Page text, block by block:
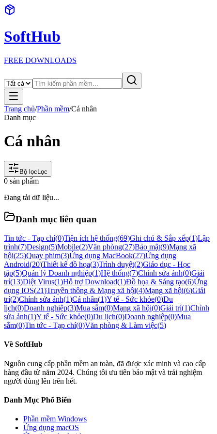
SoftHub
FREE DOWNLOADS
Trang chủ/Phần mềm/Cá nhân
Danh mục
Cá nhân
Bộ lọc Lọc
0 sản phẩm
Đang tải dữ liệu...
Danh mục liên quan
Tin tức - Tạp chí(0)Tiện ích hệ thống(69)Ghi chú & Sắp xếp(1)Lập
trình(7)Design(5)Mobile(2)Văn phòng(27)Bảo mật(9)Mạng xã
hội(25)Quay phim(3)Ứng dụng MacBook(27)Ứng dụng
Android(20)Thiết kế đồ họa(3)Trình duyệt(2)Giáo dục - Học
tập(5)Quản lý Doanh nghiệp(1)Hệ thống(7)Chỉnh sửa ảnh(0)Giải
trí(13)Diệt Virus(1)Hỗ trợ Download(1)Đồ họa & Sáng tạo(6)Ứng
dụng IOS(21)Truyền thông & Mạng xã hội(4)Mạng xã hội(6)Giải
trí(2)Chỉnh sửa ảnh(1)Cá nhân(1)Y tế - Sức khỏe(0)Du
lịch(0)Doanh nghiệp(3)Mua sắm(0)Mạng xã hội(0)Giải trí(1)Chỉnh
sửa ảnh(1)Y tế - Sức khỏe(0)Du lịch(0)Doanh nghiệp(0)Mua
sắm(0)Tin tức - Tạp chí(0)Văn phòng & Làm việc(5)
Về SoftHub
Nguồn cung cấp phần mềm an toàn, đã được xác minh và cao cấp
hàng đầu từ năm 2024. Chúng tôi ưu tiên bảo mật và trải nghiệm
người dùng lên trên hết.
Danh Mục Phổ Biến
Phần mềm Windows
Ứng dụng macOS